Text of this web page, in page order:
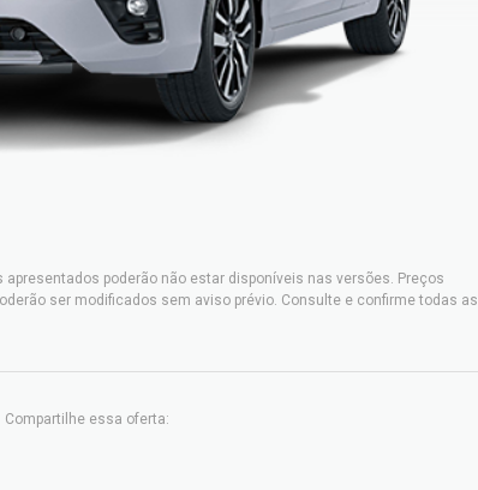
poderão não estar disponíveis nas versões. Preços
ser modificados sem aviso prévio. Consulte e confirme todas as
Compartilhe essa oferta: